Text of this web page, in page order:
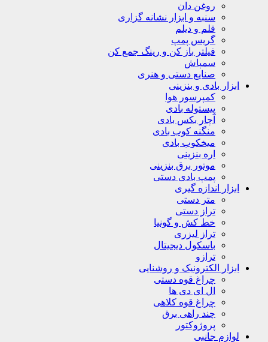
روغن دان
سنبه و ابزار نشانه گزاری
قلم و دیلم
گریس پمپ
فیلتر باز کن و رینگ جمع کن
سمپاش
صنایع دستی و هنری
ابزار بادی و بنزینی
کمپرسور هوا
پیستوله بادی
آچار بکس بادی
منگنه کوب بادی
میخکوب بادی
اره بنزینی
موتور برق بنزینی
پمپ بادی دستی
ابزار اندازه گیری
متر دستی
تراز دستی
خط کش و گونیا
تراز لیزری
باسکول دیجیتال
ترازو
ابزار الکترونیک و روشنایی
چراغ قوه دستی
ال ای دی ها
چراغ قوه کلاهی
چند راهی برق
پروژوکتور
لوازم جانبی